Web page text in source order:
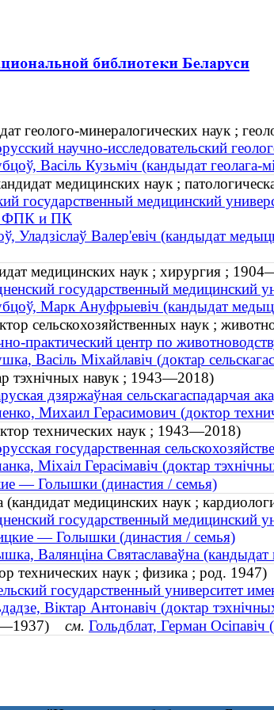
геолого-минералогических наук ;
научно-исследовательский
Васіль Кузьміч (кандыдат
медицинских наук ;
государственный медицинский
ФПК и ПК
Уладзіслаў Валер'евіч (кандыдат
медицинских наук ; хирургия ;
государственный медицинский
Марк Ануфрыевіч (кандыдат
сельскохозяйственных наук ;
практический центр по
Васіль Міхайлавіч (доктар
тэхнічных навук ; 1943—2018)
дзяржаўная сельскагаспадарчая
Михаил Герасимович (доктор
технических наук ; 1943—2018)
государственная
Міхаіл Герасімавіч (доктар
— Голышки (династия / семья)
медицинских наук ;
государственный медицинский
— Голышки (династия / семья)
Валянціна Святаславаўна
технических наук ; физика ; род. 1947)
государственный университет
Віктар Антонавіч (доктар
см. Гольдблат, Герман